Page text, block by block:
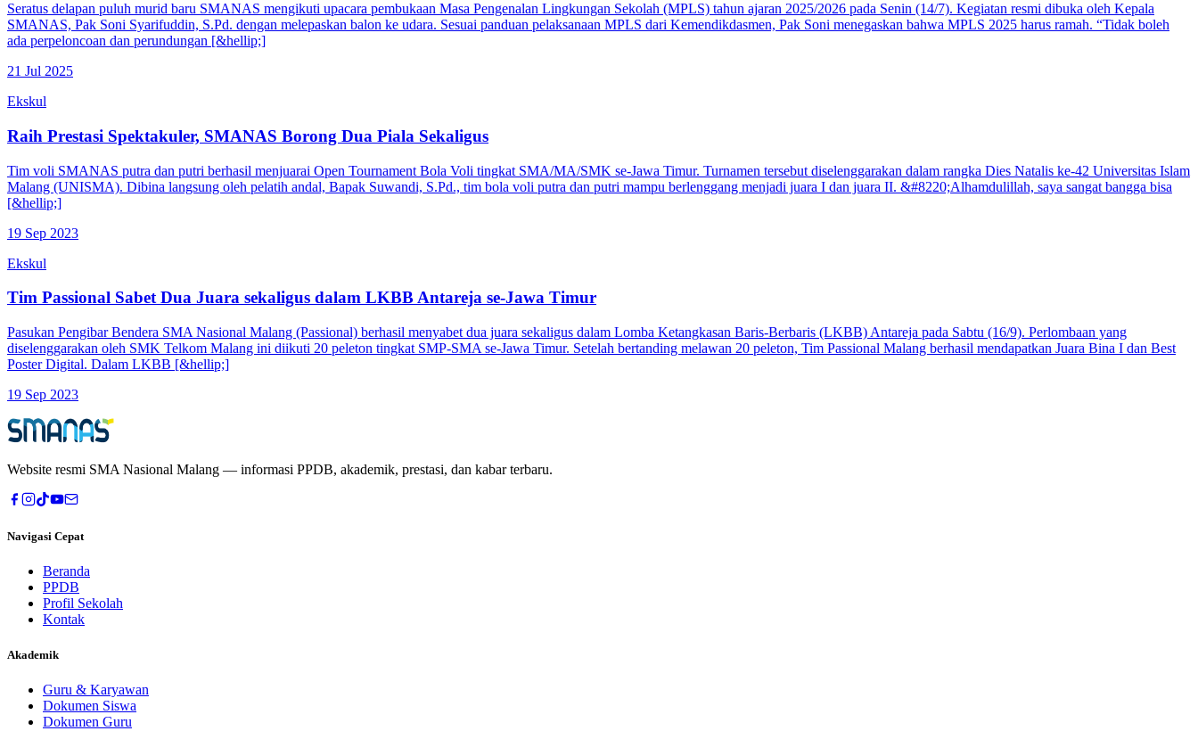
Seratus delapan puluh murid baru SMANAS mengikuti upacara pembukaan Masa Pengenalan Lingkungan Sekolah (MPLS) tahun ajaran 2025/2026 pada Senin (14/7). Kegiatan resmi dibuka oleh Kepala
SMANAS, Pak Soni Syarifuddin, S.Pd. dengan melepaskan balon ke udara. Sesuai panduan pelaksanaan MPLS dari Kemendikdasmen, Pak Soni menegaskan bahwa MPLS 2025 harus ramah. “Tidak boleh
ada perpeloncoan dan perundungan [&hellip;]
21 Jul 2025
Ekskul
Raih Prestasi Spektakuler, SMANAS Borong Dua Piala Sekaligus
Tim voli SMANAS putra dan putri berhasil menjuarai Open Tournament Bola Voli tingkat SMA/MA/SMK se-Jawa Timur. Turnamen tersebut diselenggarakan dalam rangka Dies Natalis ke-42 Universitas Islam
Malang (UNISMA). Dibina langsung oleh pelatih andal, Bapak Suwandi, S.Pd., tim bola voli putra dan putri mampu berlenggang menjadi juara I dan juara II. &#8220;Alhamdulillah, saya sangat bangga bisa
[&hellip;]
19 Sep 2023
Ekskul
Tim Passional Sabet Dua Juara sekaligus dalam LKBB Antareja se-Jawa Timur
Pasukan Pengibar Bendera SMA Nasional Malang (Passional) berhasil menyabet dua juara sekaligus dalam Lomba Ketangkasan Baris-Berbaris (LKBB) Antareja pada Sabtu (16/9). Perlombaan yang
diselenggarakan oleh SMK Telkom Malang ini diikuti 20 peleton tingkat SMP-SMA se-Jawa Timur. Setelah bertanding melawan 20 peleton, Tim Passional Malang berhasil mendapatkan Juara Bina I dan Best
Poster Digital. Dalam LKBB [&hellip;]
19 Sep 2023
Website resmi SMA Nasional Malang — informasi PPDB, akademik, prestasi, dan kabar terbaru.
Navigasi Cepat
Beranda
PPDB
Profil Sekolah
Kontak
Akademik
Guru & Karyawan
Dokumen Siswa
Dokumen Guru